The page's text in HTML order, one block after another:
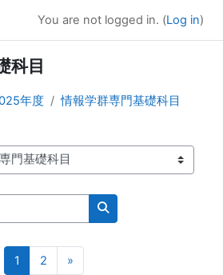
You are not logged in. (Log in)
科目
年度 情報学群専門基礎科目
Search courses
1 Page 1
2 Page 2
»